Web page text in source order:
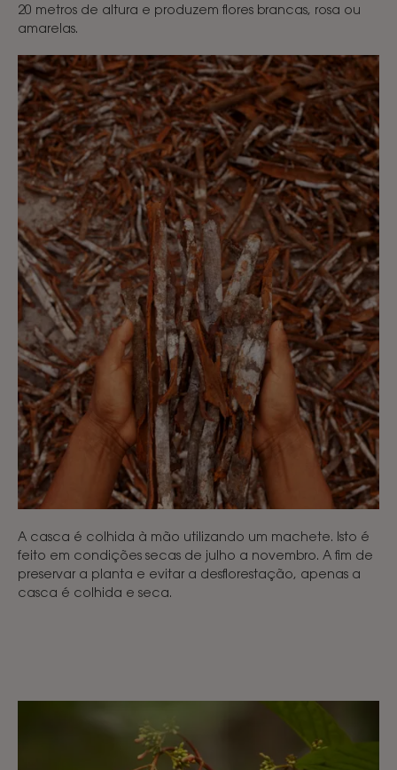
20 metros de altura e produzem flores brancas, rosa ou
amarelas.
A casca é colhida à mão utilizando um machete. Isto é
feito em condições secas de julho a novembro. A fim de
preservar a planta e evitar a desflorestação, apenas a
casca é colhida e seca.